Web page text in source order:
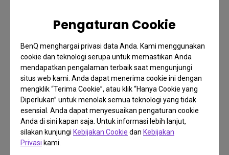
Pengaturan Cookie
BenQ menghargai privasi data Anda. Kami menggunakan
cookie dan teknologi serupa untuk memastikan Anda
mendapatkan pengalaman terbaik saat mengunjungi
situs web kami. Anda dapat menerima cookie ini dengan
mengklik “Terima Cookie”, atau klik “Hanya Cookie yang
Diperlukan” untuk menolak semua teknologi yang tidak
esensial. Anda dapat menyesuaikan pengaturan cookie
Anda di sini kapan saja. Untuk informasi lebih lanjut,
silakan kunjungi Kebijakan Cookie dan Kebijakan
Privasi kami.
Perbedaan Persepsi Warna
Karena ada sedikit variasi biologis pada setiap
orang yang berbeda, cara kita melihat dan mengenal
warna juga akan bervariasi. Oleh karena itu,
menentukan warna suatu objek menjadi subjektif.
Misalnya, kotak di bawah ini. Sebagian orang